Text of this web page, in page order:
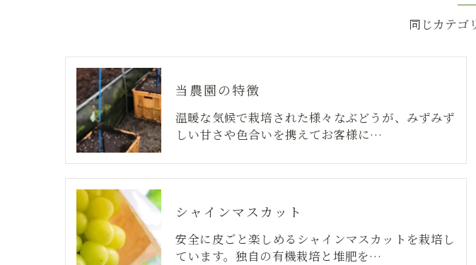
同じカテゴ
当農園の特徴
温暖な気候で栽培された様々なぶどうが、みずみず
しい甘さや色合いを携えてお客様に…
シャインマスカット
安全に皮ごと楽しめるシャインマスカットを栽培し
ています。独自の有機栽培と堆肥を…